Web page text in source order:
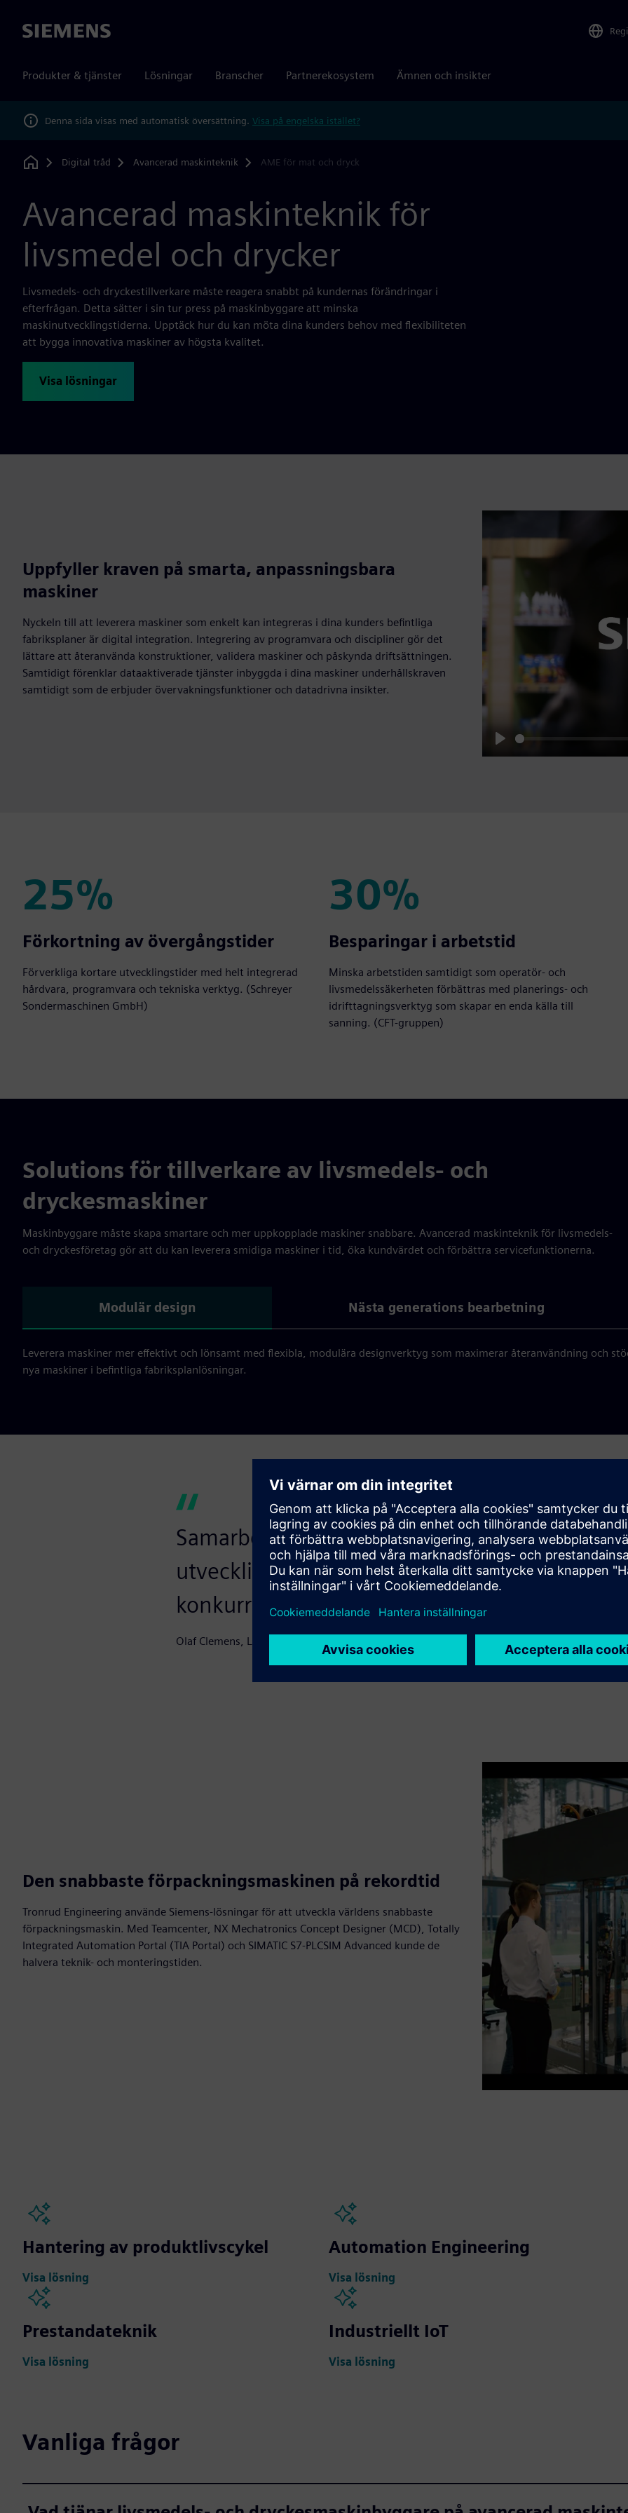
Siemens
Produkter & tjänster Lösningar Branscher Partnerekosystem Ämnen och insikter
Denna sida visas med automatisk översättning. Visa på engelska istället?
Home
Digital tråd Avancerad maskinteknik AME för mat och dryck
Avancerad maskinteknik för
livsmedel och drycker
Livsmedels- och dryckestillverkare måste reagera snabbt på kundernas förändringar i
efterfrågan. Detta sätter i sin tur press på maskinbyggare att minska
maskinutvecklingstiderna. Upptäck hur du kan möta dina kunders behov med flexibiliteten
att bygga innovativa maskiner av högsta kvalitet.
Visa lösningar
Uppfyller kraven på smarta, anpassningsbara
maskiner
Nyckeln till att leverera maskiner som enkelt kan integreras i dina kunders befintliga
fabriksplaner är digital integration. Integrering av programvara och discipliner gör det
lättare att återanvända konstruktioner, validera maskiner och påskynda driftsättningen.
Samtidigt förenklar dataaktiverade tjänster inbyggda i dina maskiner underhållskraven
samtidigt som de erbjuder övervakningsfunktioner och datadrivna insikter.
Play
25%
25%
Förkortning av övergångstider
Förverkliga kortare utvecklingstider med helt integrerad
hårdvara, programvara och tekniska verktyg. (Schreyer
Sondermaschinen GmbH)
30%
30%
Besparingar i arbetstid
Minska arbetstiden samtidigt som operatör- och
livsmedelssäkerheten förbättras med planerings- och
idrifttagningsverktyg som skapar en enda källa till
sanning. (CFT-gruppen)
Solutions för tillverkare av livsmedels- och
dryckesmaskiner
Maskinbyggare måste skapa smartare och mer uppkopplade maskiner snabbare. Avancerad maskinteknik för livsmedels-
och dryckesföretag gör att du kan leverera smidiga maskiner i tid, öka kundvärdet och förbättra servicefunktionerna.
Modulär design Nästa generations bearbetning
Leverera maskiner mer effektivt och lönsamt med flexibla, modulära designverktyg som maximerar återanvändning och
nya maskiner i befintliga fabriksplanlösningar.
Samarbetet med Siemens hjälper oss att
utvecklingsresurser bättre och därmed stärka
konkurrensposition strategiskt.
Olaf Clemens, Ledande partner, SN Maschinenbau GmbH
Den snabbaste förpackningsmaskinen på rekordtid
Tronrud Engineering använde Siemens-lösningar för att utveckla världens snabbaste
förpackningsmaskin. Med Teamcenter, NX Mechatronics Concept Designer (MCD), Totally
Integrated Automation Portal (TIA Portal) och SIMATIC S7-PLCSIM Advanced kunde de
halvera teknik- och monteringstiden.
Hantering av produktlivscykel
Visa lösning
Automation Engineering
Visa lösning
Prestandateknik
Visa lösning
Industriellt IoT
Visa lösning
Vanliga frågor